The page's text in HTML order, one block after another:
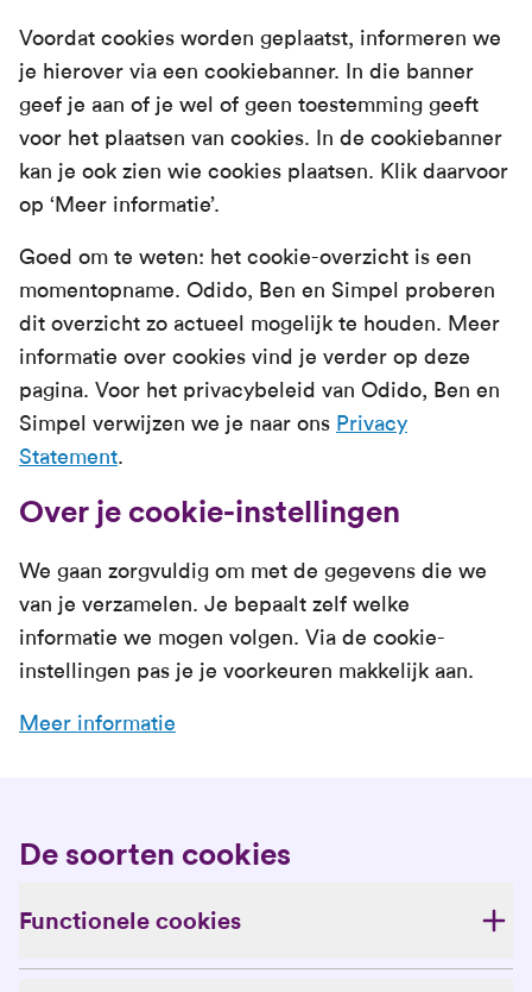
Voordat cookies worden geplaatst, informeren we
je hierover via een cookiebanner. In die banner
geef je aan of je wel of geen toestemming geeft
voor het plaatsen van cookies. In de cookiebanner
kan je ook zien wie cookies plaatsen. Klik daarvoor
op ‘Meer informatie’.
Goed om te weten: het cookie-overzicht is een
momentopname. Odido, Ben en Simpel proberen
dit overzicht zo actueel mogelijk te houden. Meer
informatie over cookies vind je verder op deze
pagina. Voor het privacybeleid van Odido, Ben en
Simpel verwijzen we je naar ons Privacy
Statement.
Over je cookie-instellingen
We gaan zorgvuldig om met de gegevens die we
van je verzamelen. Je bepaalt zelf welke
informatie we mogen volgen. Via de cookie-
instellingen pas je je voorkeuren makkelijk aan.
Meer informatie
De soorten cookies
Functionele cookies